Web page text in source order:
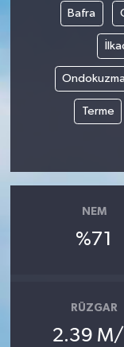
Bafra
Terme
NEM
%71
RÜZGAR
2.39